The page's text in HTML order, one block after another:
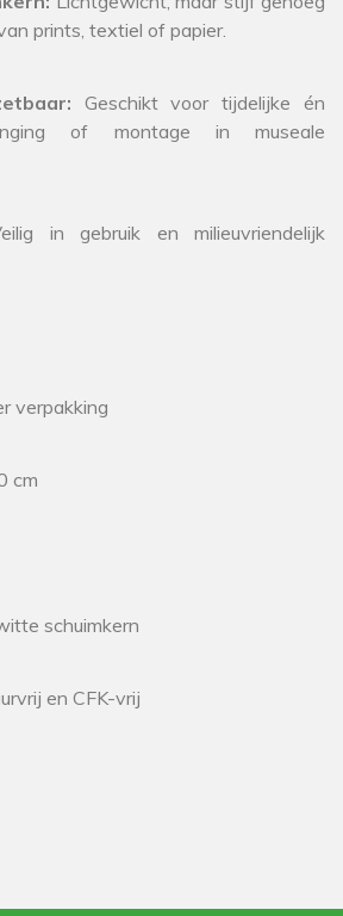
prints, textiel of papier.
Geschikt voor tijdelijke én
of montage in museale
in gebruik en milieuvriendelijk
verpakking
cm
schuimkern
en CFK-vrij